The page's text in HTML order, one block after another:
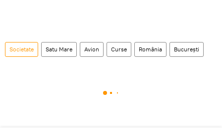
Societate Satu Mare Avion Curse România București